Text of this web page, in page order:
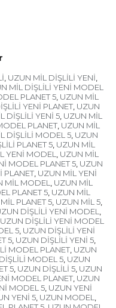
, UZUN MİL DİŞLİLİ YENİ,
MİL DİŞLİLİ YENİ MODEL
PLANET 5, UZUN MİL
YENİ PLANET, UZUN
DİŞLİLİ YENİ 5, UZUN MİL
PLANET, UZUN MİL
DİŞLİLİ MODEL 5, UZUN
PLANET 5, UZUN MİL
YENİ MODEL , UZUN MİL
MODEL PLANET 5, UZUN
PLANET, UZUN MİL YENİ
MİL MODEL , UZUN MİL
PLANET 5, UZUN MİL
PLANET 5, UZUN MİL 5,
DİŞLİLİ YENİ MODEL ,
UZUN DİŞLİLİ YENİ MODEL
5, UZUN DİŞLİLİ YENİ
5, UZUN DİŞLİLİ YENİ 5,
MODEL PLANET, UZUN
MODEL 5, UZUN
5, UZUN DİŞLİLİ 5, UZUN
MODEL PLANET, UZUN
MODEL 5, UZUN YENİ
YENİ 5, UZUN MODEL ,